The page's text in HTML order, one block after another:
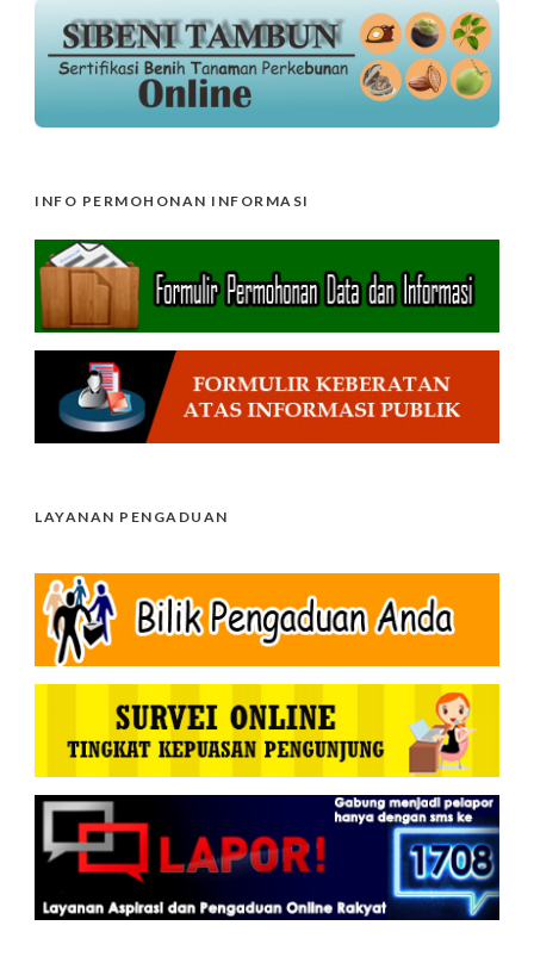
INFO PERMOHONAN INFORMASI
LAYANAN PENGADUAN